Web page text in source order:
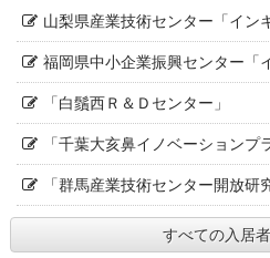
山梨県産業技術センター「イン
福岡県中小企業振興センター「
「白鬚西Ｒ＆Ｄセンター」
「千葉大亥鼻イノベーションプ
「群馬産業技術センター開放研
すべての入居